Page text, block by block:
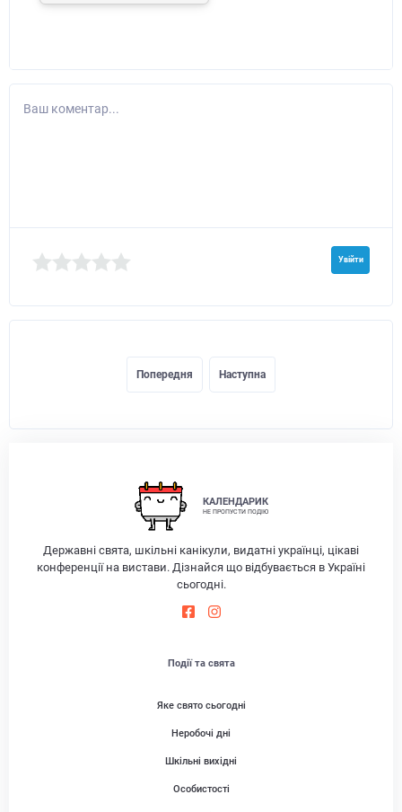
Ваш коментар...
Увійти
Попередня Наступна
КАЛЕНДАРИК
НЕ ПРОПУСТИ ПОДІЮ
Державні свята, шкільні канікули, видатні українці, цікаві
конференції на вистави. Дізнайся що відбувається в Україні
сьогодні.
Події та свята
Яке свято сьогодні
Неробочі дні
Шкільні вихідні
Особистості